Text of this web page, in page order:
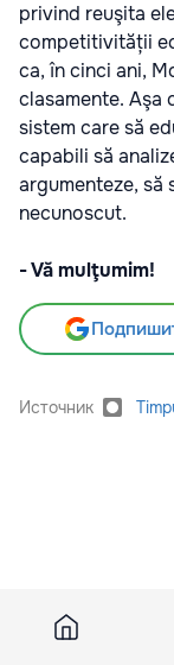
privind reuşita
competitivității
ca, în cinci ani,
clasamente. Aşa
sistem care să
capabili să
argumenteze,
necunoscut.
- Vă mulţumim!
Источник